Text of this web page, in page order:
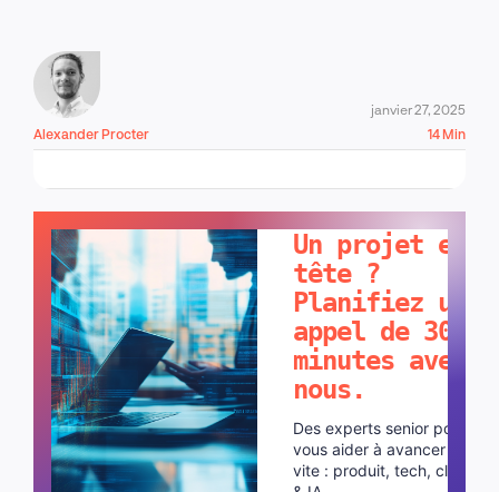
Alexander Procter
janvier 27, 2025
14 Min
Un projet en
tête ?
Planifiez un
appel de 30
minutes avec
nous.
Des experts senior pour
vous aider à avancer plus
vite : produit, tech, cloud